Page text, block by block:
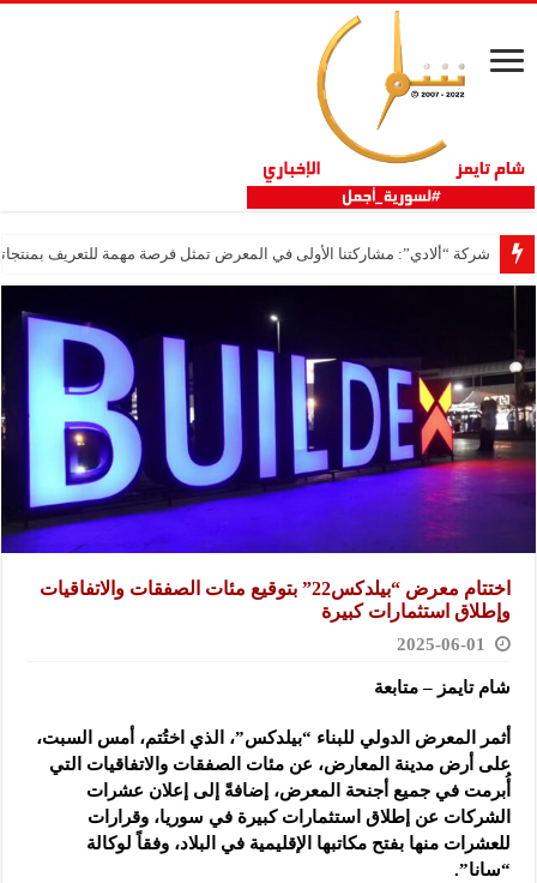
شركة “ألادي”: مشاركتنا الأولى في المعرض تمثل فرصة مهمة للتعريف
اختتام معرض “بيلدكس22” بتوقيع مئات الصفقات والاتفاقيات
وإطلاق استثمارات كبيرة
2025-06-01
شام تايمز – متابعة
أثمر المعرض الدولي للبناء “بيلدكس”، الذي اختُتم، أمس السبت،
على أرض مدينة المعارض، عن مئات الصفقات والاتفاقيات التي
أُبرمت في جميع أجنحة المعرض، إضافةً إلى إعلان عشرات
الشركات عن إطلاق استثمارات كبيرة في سوريا، وقرارات
للعشرات منها بفتح مكاتبها الإقليمية في البلاد، وفقاً لوكالة
“سانا”.